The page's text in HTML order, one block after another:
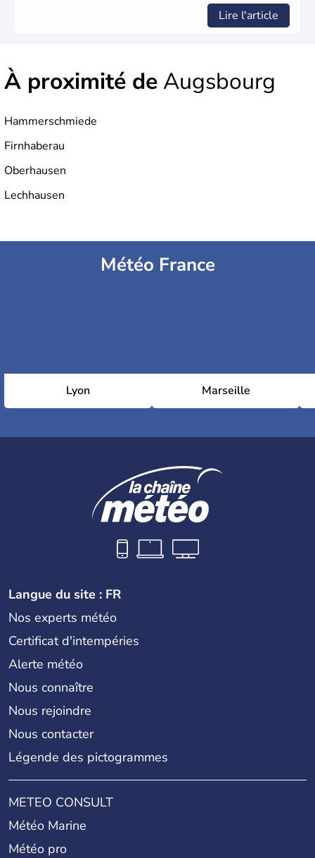
Lire l'article
À proximité deAugsbourg
Hammerschmiede
Firnhaberau
Oberhausen
Lechhausen
Météo France
Lyon Marseille
Langue du site : FR
Nos experts météo
Certificat d'intempéries
Alerte météo
Nous connaître
Nous rejoindre
Nous contacter
Légende des pictogrammes
METEO CONSULT
Météo Marine
Météo pro